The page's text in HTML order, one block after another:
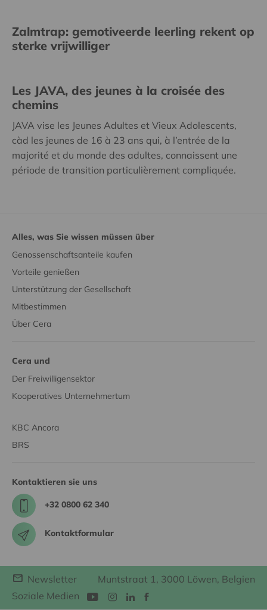
Zalmtrap: gemotiveerde leerling rekent op
sterke vrijwilliger
Les JAVA, des jeunes à la croisée des
chemins
JAVA vise les Jeunes Adultes et Vieux Adolescents,
càd les jeunes de 16 à 23 ans qui, à l’entrée de la
majorité et du monde des adultes, connaissent une
période de transition particulièrement compliquée.
Alles, was Sie wissen müssen über
Genossenschaftsanteile kaufen
Vorteile genießen
Unterstützung der Gesellschaft
Mitbestimmen
Über Cera
Cera und
Der Freiwilligensektor
Kooperatives Unternehmertum
KBC Ancora
BRS
Kontaktieren sie uns
+32 0800 62 340
Kontaktformular
Newsletter
Muntstraat 1, 3000 Löwen, Belgien
Soziale Medien